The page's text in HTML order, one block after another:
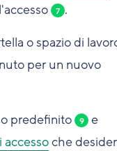
7 .
o spazio di
per un nuovo
predefinito
9
e
accessoche